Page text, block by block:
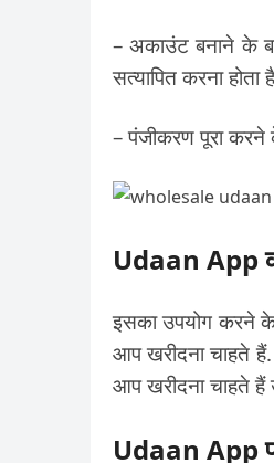
– अकाउंट बनाने के
सत्यापित करना होता
– पंजीकरण पूरा
Udaan App
इसका उपयोग करने
आप खरीदना चाहते
आप खरीदना चाहते
Udaan App